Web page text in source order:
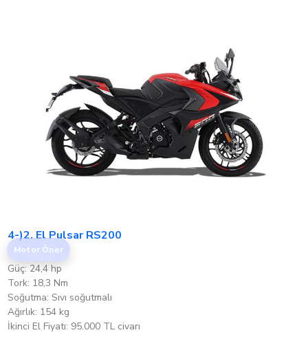
4-)2. El Pulsar RS200
Güç: 24,4 hp
Tork: 18,3 Nm
Soğutma: Sıvı soğutmalı
Ağırlık: 154 kg
İkinci El Fiyatı: 95.000 TL civarı
Motor Öner